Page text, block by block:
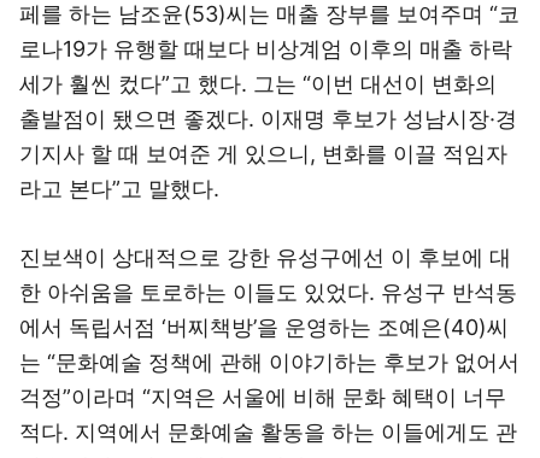
페를 하는 남조윤(53)씨는 매출 장부를 보여주며 “코
로나19가 유행할 때보다 비상계엄 이후의 매출 하락
세가 훨씬 컸다”고 했다. 그는 “이번 대선이 변화의
출발점이 됐으면 좋겠다. 이재명 후보가 성남시장·경
기지사 할 때 보여준 게 있으니, 변화를 이끌 적임자
라고 본다”고 말했다.
진보색이 상대적으로 강한 유성구에선 이 후보에 대
한 아쉬움을 토로하는 이들도 있었다. 유성구 반석동
에서 독립서점 ‘버찌책방’을 운영하는 조예은(40)씨
는 “문화예술 정책에 관해 이야기하는 후보가 없어서
걱정”이라며 “지역은 서울에 비해 문화 혜택이 너무
적다. 지역에서 문화예술 활동을 하는 이들에게도 관